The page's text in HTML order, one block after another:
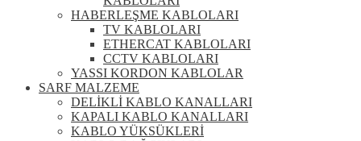
HABERLEŞME KABLOLARI
TV KABLOLARI
ETHERCAT KABLOLARI
CCTV KABLOLARI
YASSI KORDON KABLOLAR
SARF MALZEME
DELİKLİ KABLO KANALLARI
KAPALI KABLO KANALLARI
KABLO YÜKSÜKLERİ